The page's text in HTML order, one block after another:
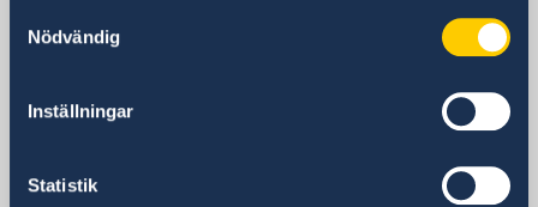
Nödvändig
Inställningar
Statistik
Irland
Embassy of Sweden
Kildress House
Pembroke Row, Dublin